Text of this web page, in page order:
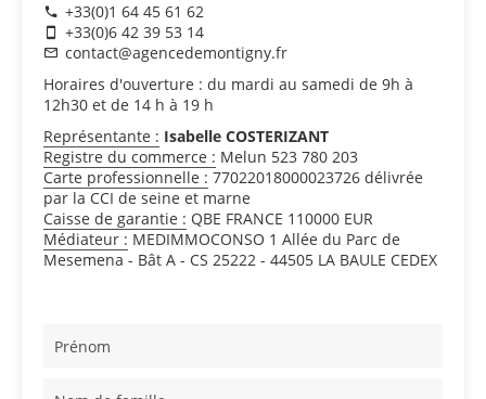
+33(0)1 64 45 61 62
+33(0)6 42 39 53 14
contact@agencedemontigny.fr
Horaires d'ouverture : du mardi au samedi de 9h à
12h30 et de 14 h à 19 h
Représentante : Isabelle COSTERIZANT
Registre du commerce : Melun 523 780 203
Carte professionnelle : 77022018000023726 délivrée
par la CCI de seine et marne
Caisse de garantie : QBE FRANCE 110000 EUR
Médiateur : MEDIMMOCONSO 1 Allée du Parc de
Mesemena - Bât A - CS 25222 - 44505 LA BAULE CEDEX